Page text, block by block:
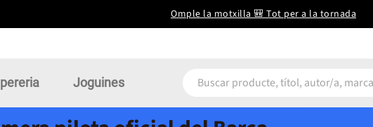
Omple la motxilla 🎒 Tot per a la tornada
Joguines